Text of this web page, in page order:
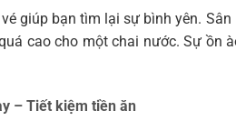
giúp bạn tìm lại sự bình yên.
cao cho một chai nước. Sự ồn
– Tiết kiệm tiền ăn